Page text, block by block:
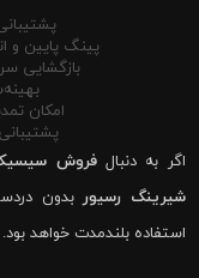
پینگ پایین و
بازگشایی
امکان
اگر به دنبالفروش
شیرینگ رسیوربدون
استفاده بلندمدت خواهد بود.